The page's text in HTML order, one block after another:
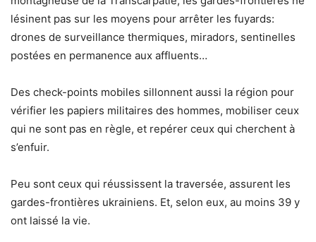
lésinent pas sur les moyens pour arrêter les fuyards:
drones de surveillance thermiques, miradors, sentinelles
postées en permanence aux affluents…
Des check-points mobiles sillonnent aussi la région pour
vérifier les papiers militaires des hommes, mobiliser ceux
qui ne sont pas en règle, et repérer ceux qui cherchent à
s’enfuir.
Peu sont ceux qui réussissent la traversée, assurent les
gardes-frontières ukrainiens. Et, selon eux, au moins 39 y
ont laissé la vie.